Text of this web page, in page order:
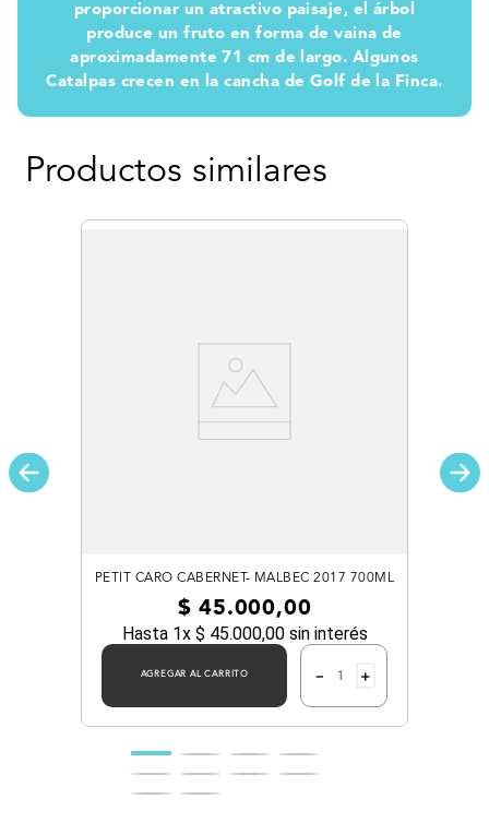
proporcionar un atractivo paisaje, el árbol
produce un fruto en forma de vaina de
aproximadamente 71 cm de largo. Algunos
Catalpas crecen en la cancha de Golf de la Finca.
Productos similares
PETIT CARO CABERNET- MALBEC 2017 700ML
$ 45.000,00
Hasta 1x $ 45.000,00sin interés
AGREGAR AL CARRITO ＋
－